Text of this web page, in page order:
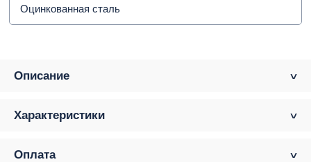
Оцинкованная сталь
Описание
Характеристики
Оплата